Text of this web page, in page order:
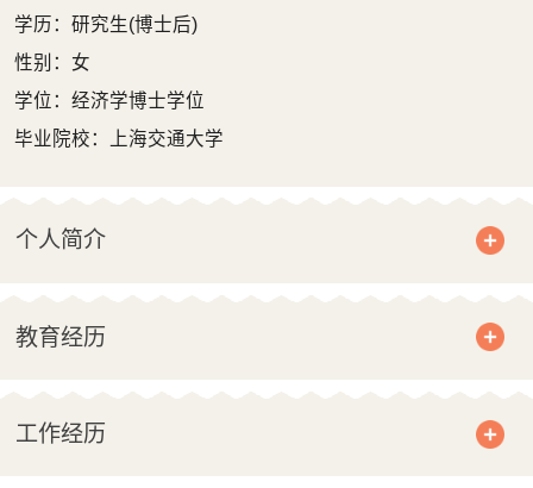
学历：研究生(博士后)
性别：女
学位：经济学博士学位
毕业院校：上海交通大学
个人简介
教育经历
工作经历